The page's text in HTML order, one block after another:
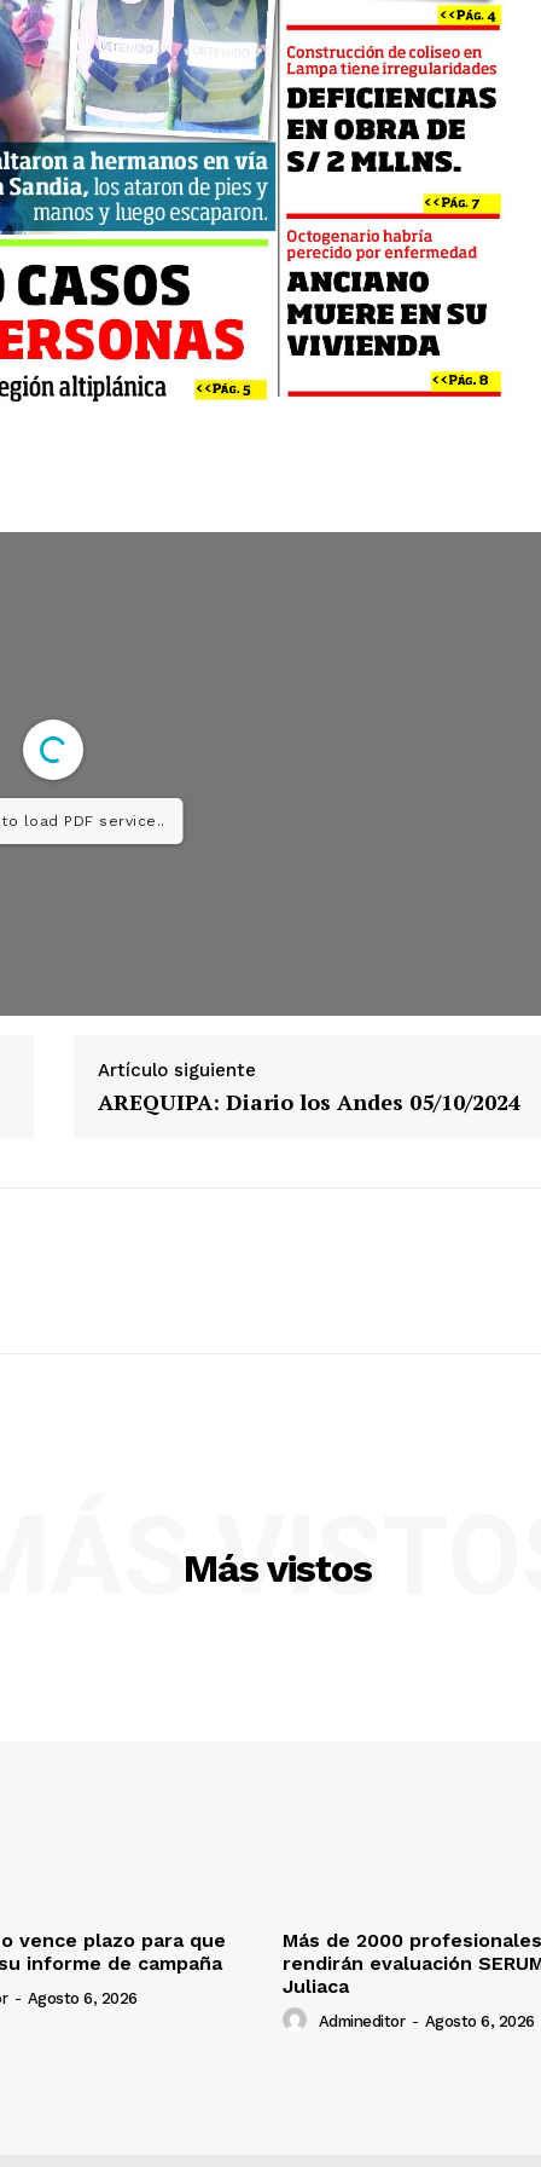
load PDF service..
Artículo siguiente
AREQUIPA: Diario los Andes 05/10/2024
Más vistos
vence plazo para que
informe de campaña
- Agosto 6, 2026
Más de 2000
rendirán evaluación
Juliaca
Admineditor - Agosto 6, 2026